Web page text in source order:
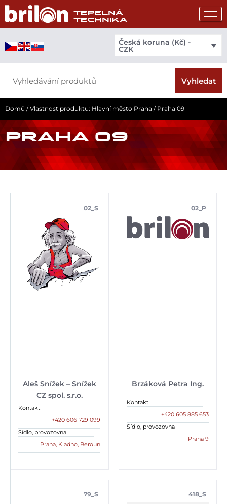
Přeskočit
obsah
Česká koruna (Kč) -
CZK
Vyhledat
Domů / Vlastnost produktu: Hlavní město Praha / Praha 09
PRAHA 09
Aleš Snížek – Snížek
CZ spol. s.r.o.
02_S
Kontakt
+420 606 729 099
Sídlo, provozovna
Praha, Kladno, Beroun
Brzáková Petra Ing.
02_P
Kontakt
+420 605 885 653
Sídlo, provozovna
Praha 9
79_S 418_S